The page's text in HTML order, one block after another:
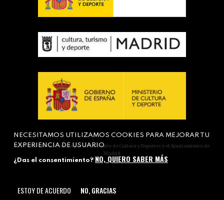
Actividad subvencionada por el Ministerio de Cultura y Deportes y el Ayuntamiento de
Madrid
NECESITAMOS UTILIZAMOS COOKIES PARA MEJORAR TU
EXPERIENCIA DE USUARIO
¿Das el consentimiento? NO, QUIERO SABER MÁS
ESTOY DE ACUERDO NO, GRACIAS